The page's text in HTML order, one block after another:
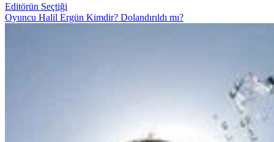
Editörün Seçtiği
Oyuncu Halil Ergün Kimdir? Dolandırıldı mı?